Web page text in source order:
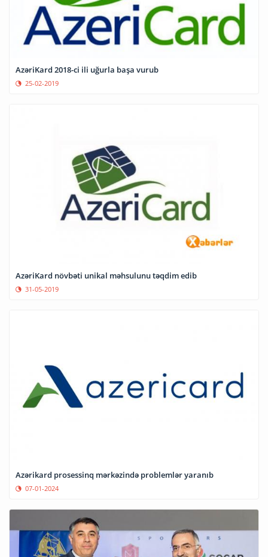
AzəriKard 2018-ci ili uğurla başa vurub
25-02-2019
AzəriKard növbəti unikal məhsulunu təqdim edib
31-05-2019
Azərikard prosessinq mərkəzində problemlər yaranıb
07-01-2024